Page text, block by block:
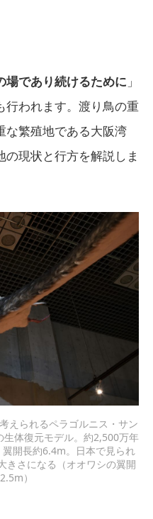
場であり続けるために 」
行われます。渡り鳥の重
な繁殖地である大阪湾
現状と行方を解説しま
えられるペラゴルニス・サン
体復元モデル。約2,500万年
開長約6.4m。日本で見られ
きさになる（オオワシの翼開
）